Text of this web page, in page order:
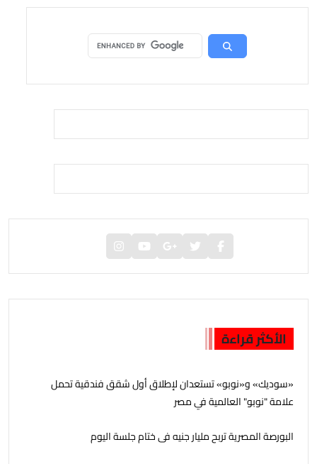
الأكثر قراءة
«سوديك» و«نوبو» تستعدان لإطلاق أول شقق فندقية تحمل
علامة "نوبو" العالمية في مصر
البورصة المصرية تربح مليار جنيه فى ختام جلسة اليوم